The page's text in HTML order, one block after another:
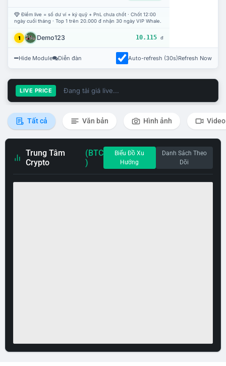
Điểm live = số dư ví + ký quỹ + PnL chưa chốt · Chốt 12:00
ngày cuối tháng · Top 1 trên 20.000 đ nhận 30 ngày VIP Whale.
1 Demo123 10.115 đ
Hide Module Diễn đàn Auto-refresh (30s)Refresh Now
LIVE PRICE Đang tải giá live...
Tất cả Văn bản Hình ảnh Video
Trung Tâm
Crypto
(BTC
)
Biểu Đồ Xu
Hướng
Danh Sách Theo
Dõi